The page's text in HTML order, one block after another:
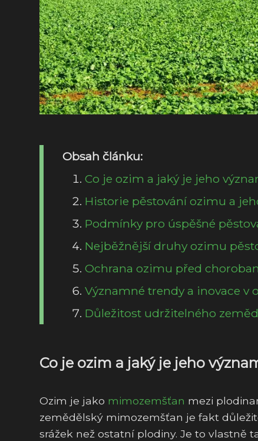
Obsah článku:
Co je ozim a jaký je jeho
Historie pěstování ozimu a
Podmínky pro úspěšné
Nejběžnější druhy ozimu
Ochrana ozimu před
Významné trendy a inovace v
Důležitost udržitelného
Co je ozim a jaký je jeho
Ozim je jako mimozemšťan mezi
zemědělský mimozemšťan je fakt
srážek než ostatní plodiny. Je to vlastně